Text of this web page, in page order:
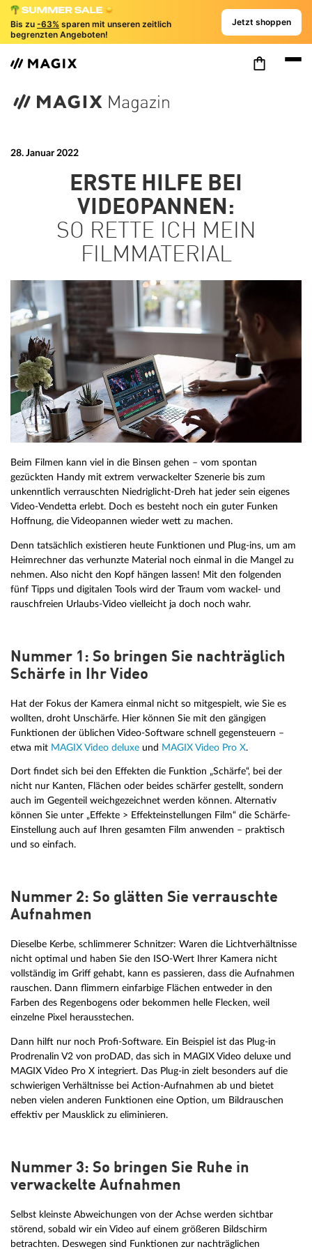
Bis zu -63% sparen mit unseren zeitlich
begrenzten Angeboten!
Jetzt shoppen
28. Januar 2022
ERSTE HILFE BEI
VIDEOPANNEN:
SO RETTE ICH MEIN
FILMMATERIAL
Beim Filmen kann viel in die Binsen gehen – vom spontan
gezückten Handy mit extrem verwackelter Szenerie bis zum
unkenntlich verrauschten Niedriglicht-Dreh hat jeder sein eigenes
Video-Vendetta erlebt. Doch es besteht noch ein guter Funken
Hoffnung, die Videopannen wieder wett zu machen.
Denn tatsächlich existieren heute Funktionen und Plug-ins, um am
Heimrechner das verhunzte Material noch einmal in die Mangel zu
nehmen. Also nicht den Kopf hängen lassen! Mit den folgenden
fünf Tipps und digitalen Tools wird der Traum vom wackel- und
rauschfreien Urlaubs-Video vielleicht ja doch noch wahr.
Nummer 1: So bringen Sie nachträglich
Schärfe in Ihr Video
Hat der Fokus der Kamera einmal nicht so mitgespielt, wie Sie es
wollten, droht Unschärfe. Hier können Sie mit den gängigen
Funktionen der üblichen Video-Software schnell gegensteuern –
etwa mit MAGIX Video deluxe und MAGIX Video Pro X.
Dort findet sich bei den Effekten die Funktion „Schärfe“, bei der
nicht nur Kanten, Flächen oder beides schärfer gestellt, sondern
auch im Gegenteil weichgezeichnet werden können. Alternativ
können Sie unter „Effekte > Effekteinstellungen Film“ die Schärfe-
Einstellung auch auf Ihren gesamten Film anwenden – praktisch
und so einfach.
Nummer 2: So glätten Sie verrauschte
Aufnahmen
Dieselbe Kerbe, schlimmerer Schnitzer: Waren die Lichtverhältnisse
nicht optimal und haben Sie den ISO-Wert Ihrer Kamera nicht
vollständig im Griff gehabt, kann es passieren, dass die Aufnahmen
rauschen. Dann flimmern einfarbige Flächen entweder in den
Farben des Regenbogens oder bekommen helle Flecken, weil
einzelne Pixel herausstechen.
Dann hilft nur noch Profi-Software. Ein Beispiel ist das Plug-in
Prodrenalin V2 von proDAD, das sich in MAGIX Video deluxe und
MAGIX Video Pro X integriert. Das Plug-in zielt besonders auf die
schwierigen Verhältnisse bei Action-Aufnahmen ab und bietet
neben vielen anderen Funktionen eine Option, um Bildrauschen
effektiv per Mausklick zu eliminieren.
Nummer 3: So bringen Sie Ruhe in
verwackelte Aufnahmen
Selbst kleinste Abweichungen von der Achse werden sichtbar
störend, sobald wir ein Video auf einem größeren Bildschirm
betrachten. Deswegen sind Funktionen zur nachträglichen